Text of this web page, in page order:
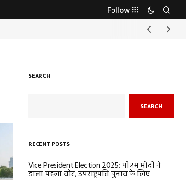
Follow
SEARCH
SEARCH
RECENT POSTS
Vice President Election 2025: पीएम मोदी ने
डाला पहला वोट, उपराष्ट्रपति चुनाव के लिए